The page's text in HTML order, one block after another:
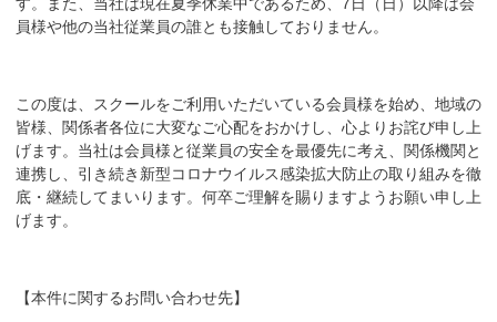
員様や他の当社従業員の誰とも接触しておりません。
この度は、スクールをご利用いただいている会員様を始め、地域の
皆様、関係者各位に大変なご心配をおかけし、心よりお詫び申し上
げます。当社は会員様と従業員の安全を最優先に考え、関係機関と
連携し、引き続き新型コロナウイルス感染拡大防止の取り組みを徹
底・継続してまいります。何卒ご理解を賜りますようお願い申し上
げます。
【本件に関するお問い合わせ先】